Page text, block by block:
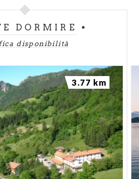
DORMIRE
disponibilità
3.77 km